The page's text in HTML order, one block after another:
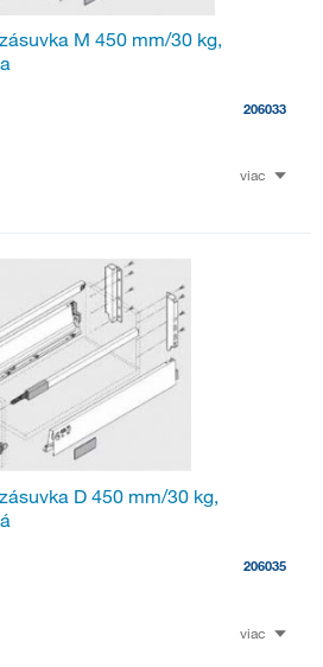
M 450 mm/30 kg,
206033
viac
D 450 mm/30 kg,
206035
viac